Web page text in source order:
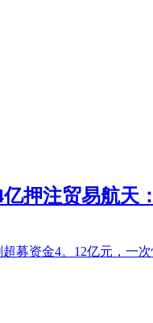
押注贸易航天
募资金4。12亿元，一